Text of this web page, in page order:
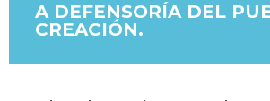
A DEFENSORÍA DEL
CREACIÓN.